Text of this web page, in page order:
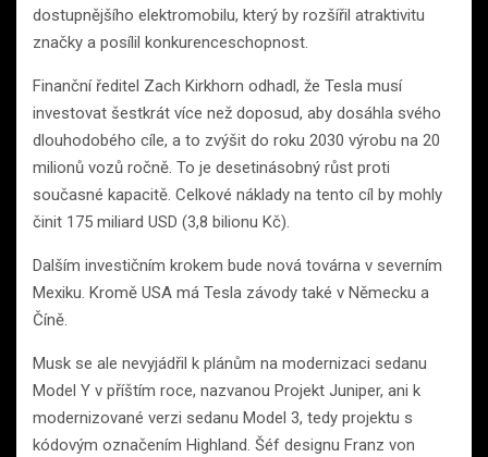
dostupnějšího elektromobilu, který by rozšířil atraktivitu
značky a posílil konkurenceschopnost.
Finanční ředitel Zach Kirkhorn odhadl, že Tesla musí
investovat šestkrát více než doposud, aby dosáhla svého
dlouhodobého cíle, a to zvýšit do roku 2030 výrobu na 20
milionů vozů ročně. To je desetinásobný růst proti
současné kapacitě. Celkové náklady na tento cíl by mohly
činit 175 miliard USD (3,8 bilionu Kč).
Dalším investičním krokem bude nová továrna v severním
Mexiku. Kromě USA má Tesla závody také v Německu a
Číně.
Musk se ale nevyjádřil k plánům na modernizaci sedanu
Model Y v příštím roce, nazvanou Projekt Juniper, ani k
modernizované verzi sedanu Model 3, tedy projektu s
kódovým označením Highland. Šéf designu Franz von